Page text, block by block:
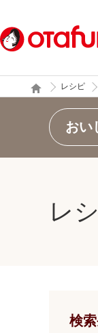
レシピ
おい
レ
検